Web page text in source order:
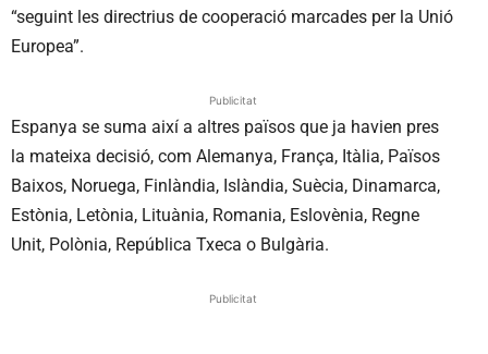
“seguint les directrius de cooperació marcades per la Unió
Europea”.
Publicitat
Espanya se suma així a altres països que ja havien pres
la mateixa decisió, com Alemanya, França, Itàlia, Països
Baixos, Noruega, Finlàndia, Islàndia, Suècia, Dinamarca,
Estònia, Letònia, Lituània, Romania, Eslovènia, Regne
Unit, Polònia, República Txeca o Bulgària.
Publicitat